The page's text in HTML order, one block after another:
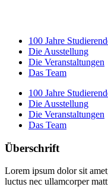
100 Jahre
Die Ausstellung
Die Veranstaltungen
Das Team
100 Jahre
Die Ausstellung
Die Veranstaltungen
Das Team
Überschrift
Lorem ipsum dolor sit
luctus nec ullamcorper